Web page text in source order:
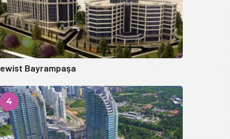
Bayrampaşa
4